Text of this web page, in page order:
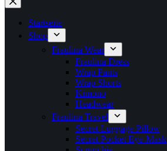
Startseite
Shop
Fraulina Wear
Fraulina Dress
Wrap Pants
Wrap Shorts
Kimono
Headwear
Fraulina Travel
Secret Luggage Pillow
Secret Pocket Eye-Mask